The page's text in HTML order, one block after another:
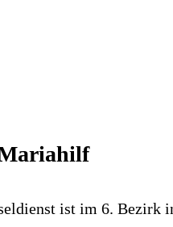
Mariahilf
ist im 6. Bezirk